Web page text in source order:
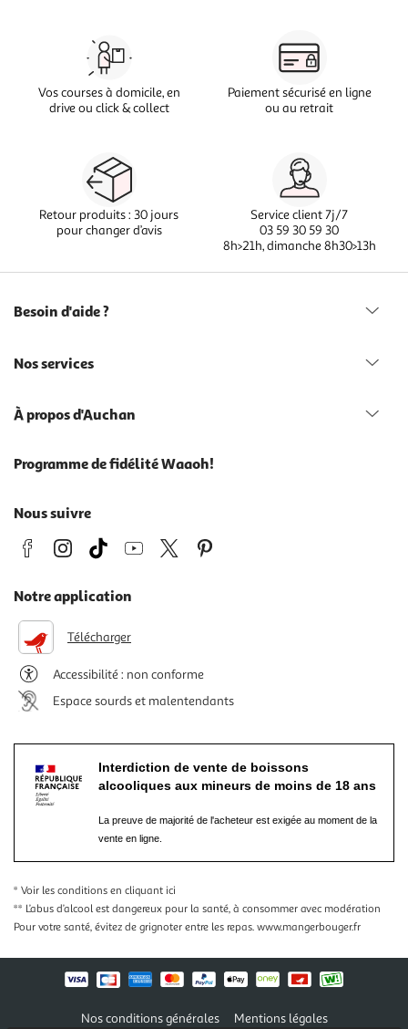
Vos courses à domicile, en
drive ou click & collect
Paiement sécurisé en ligne
ou au retrait
Retour produits : 30 jours
pour changer d’avis
Service client 7j/7
03 59 30 59 30
8h>21h, dimanche 8h30>13h
Besoin d'aide ?
Nos services
À propos d'Auchan
Programme de fidélité Waaoh!
Nous suivre
Notre application
Télécharger
Accessibilité : non conforme
Espace sourds et malentendants
Interdiction de vente de boissons
alcooliques aux mineurs de moins de 18 ans
La preuve de majorité de l'acheteur est exigée au moment de la
vente en ligne.
* Voir les conditions en cliquant ici
** L’abus d’alcool est dangereux pour la santé, à consommer avec modération
Pour votre santé, évitez de grignoter entre les repas. www.mangerbouger.fr
Nos conditions générales Mentions légales